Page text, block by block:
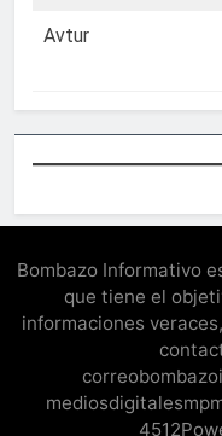
Avtur
Bombazo Informativo
que tiene el
informaciones